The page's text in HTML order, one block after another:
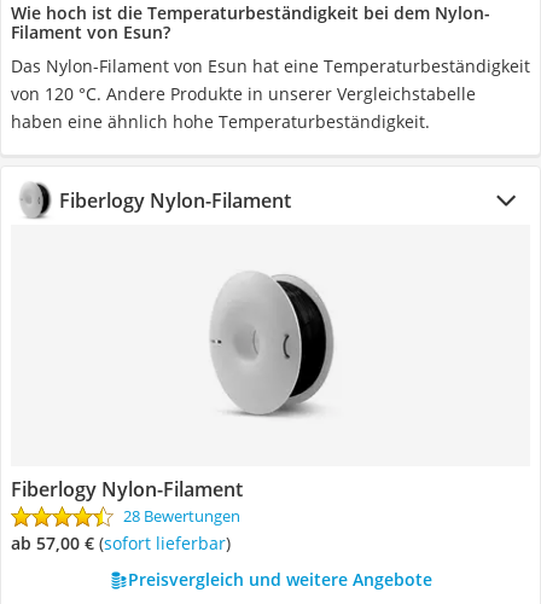
Wie hoch ist die Temperaturbeständigkeit bei dem Nylon-
Filament von Esun?
Das Nylon-Filament von Esun hat eine Temperaturbeständigkeit
von 120 °C. Andere Produkte in unserer Vergleichstabelle
haben eine ähnlich hohe Temperaturbeständigkeit.
Fiberlogy Nylon-Filament
Fiberlogy Nylon-Filament
28 Bewertungen
ab 57,00 € ( Sofort lieferbar)
Preisvergleich und weitere Angebote